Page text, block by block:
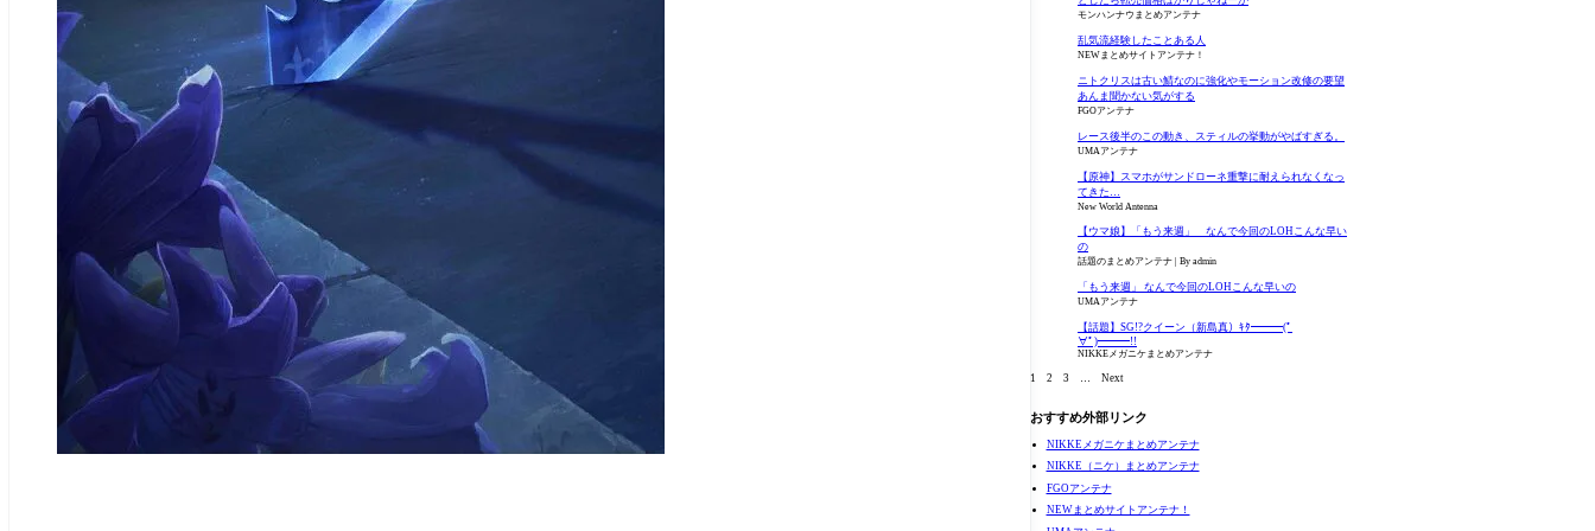
モンハンナウまとめアンテナ
乱気流経験したことある人
NEWまとめサイトアンテナ！
ニトクリスは古い鯖なのに強化やモーション改修の要望
あんま聞かない気がする
FGOアンテナ
レース後半のこの動き、スティルの挙動がやばすぎる。
UMAアンテナ
【原神】スマホがサンドローネ重撃に耐えられなくなっ
てきた…
New World Antenna
【ウマ娘】「もう来週」 なんで今回のLOHこんな早い
の
話題のまとめアンテナ By admin
「もう来週」 なんで今回のLOHこんな早いの
UMAアンテナ
【話題】SG!?クイーン（新島真）ｷﾀ━━━(ﾟ
∀ﾟ)━━━!!
NIKKEメガニケまとめアンテナ
1 2 3 Next
おすすめ外部リンク
NIKKEメガニケまとめアンテナ
NIKKE（ニケ）まとめアンテナ
FGOアンテナ
NEWまとめサイトアンテナ！